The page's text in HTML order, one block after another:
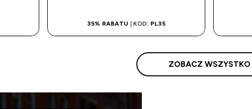
35% RABATU | KOD: PL35
ZOBACZ WSZYSTKO